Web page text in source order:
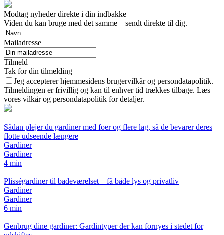
Modtag nyheder direkte i din indbakke
Viden du kan bruge med det samme – sendt direkte til dig.
Mailadresse
Tilmeld
Tak for din tilmelding
Jeg accepterer hjemmesidens brugervilkår og persondatapolitik.
Tilmeldingen er frivillig og kan til enhver tid trækkes tilbage. Læs
vores vilkår og persondatapolitik for detaljer.
Sådan plejer du gardiner med foer og flere lag, så de bevarer deres
flotte udseende længere
Gardiner
Gardiner
4 min
Plisségardiner til badeværelset – få både lys og privatliv
Gardiner
Gardiner
6 min
Genbrug dine gardiner: Gardintyper der kan fornyes i stedet for